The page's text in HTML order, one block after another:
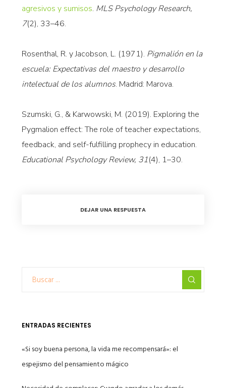
agresivos y sumisos. MLS Psychology Research,
7(2), 33–46.
Rosenthal, R. y Jacobson, L. (1971). Pigmalión en la
escuela: Expectativas del maestro y desarrollo
intelectual de los alumnos. Madrid: Marova.
Szumski, G., & Karwowski, M. (2019). Exploring the
Pygmalion effect: The role of teacher expectations,
feedback, and self-fulfilling prophecy in education.
Educational Psychology Review, 31(4), 1–30.
DEJAR UNA RESPUESTA
ENTRADAS RECIENTES
«Si soy buena persona, la vida me recompensará»: el
espejismo del pensamiento mágico